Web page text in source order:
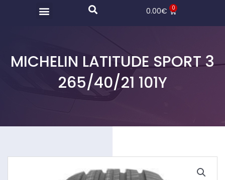
0.00€ 0
MICHELIN LATITUDE SPORT 3
265/40/21 101Y